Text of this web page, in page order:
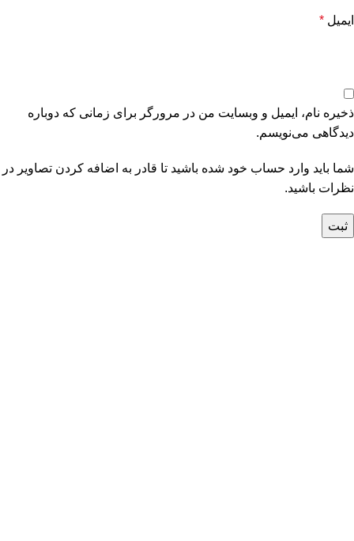
ایمیل *
ذخیره نام، ایمیل و وبسایت من در مرورگر برای زمانی که دوباره
دیدگاهی می‌نویسم.
شما باید وارد حساب خود شده باشید تا قادر به اضافه کردن تصاویر در
نظرات باشید.